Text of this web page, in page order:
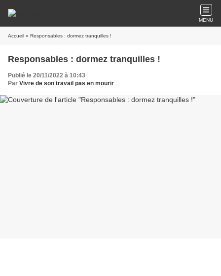
MENU
Accueil » Responsables : dormez tranquilles !
Responsables : dormez tranquilles !
Publié le 20/11/2022 à 10:43
Par Vivre de son travail pas en mourir